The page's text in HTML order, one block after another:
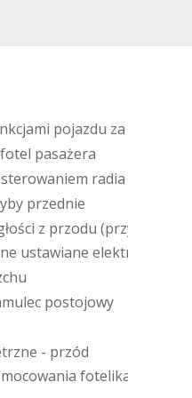
nkcjami pojazdu za
fotel pasażera
sterowaniem radia
yby przednie
łości z przodu (przy
ne ustawiane elektr
chu
mulec postojowy
trzne - przód
mocowania fotelika